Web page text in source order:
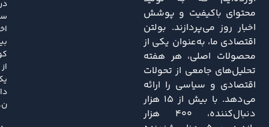
محتوای باکیفیت و پوشش
اخبار روز می‌پردازند. بولتن
اقتصادی ما، به‌عنوان یکی از
محصولات اصلی، هر هفته
تحلیل‌های جامعی از تحولات
اقتصادی و سیاسی را ارائه
می‌دهد. با بیش از ۱۵ هزار
دنبال‌کننده، ۴۰۰ هزار
در
از